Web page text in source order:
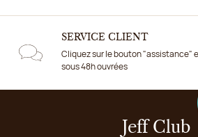
SERVICE CLIENT
Cliquez sur le bouton "assistance"
sous 48h ouvrées
Jeff Club